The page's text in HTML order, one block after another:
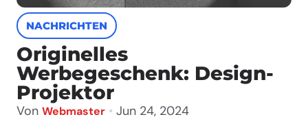
NACHRICHTEN
Originelles
Werbegeschenk: Design-
Projektor
Von Webmaster • Jun 24, 2024